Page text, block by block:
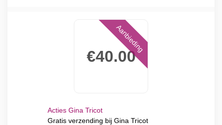
€40.00
Aanbieding
Acties Gina Tricot
Gratis verzending bij Gina Tricot